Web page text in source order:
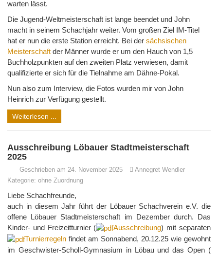
warten lässt.
Die Jugend-Weltmeisterschaft ist lange beendet und John
macht in seinem Schachjahr weiter. Vom großen Ziel IM-Titel
hat er nun die erste Station erreicht. Bei der sächsischen
Meisterschaft der Männer wurde er um den Hauch von 1,5
Buchholzpunkten auf den zweiten Platz verwiesen, damit
qualifizierte er sich für die Tielnahme am Dähne-Pokal.
Nun also zum Interview, die Fotos wurden mir von John
Heinrich zur Verfügung gestellt.
Weiterlesen ...
Ausschreibung Löbauer Stadtmeisterschaft
2025
Geschrieben am 24. November 2025
Annegret Wendler
Kategorie: ohne Zuordnung
Liebe Schachfreunde,
auch in diesem Jahr führt der Löbauer Schachverein e.V. die
offene Löbauer Stadtmeisterschaft im Dezember durch. Das
Kinder- und Freizeitturnier (
Ausschreibung) mit separaten
Turnierregeln findet am Sonnabend, 20.12.25 wie gewohnt
im Geschwister-Scholl-Gymnasium in Löbau und das Open (